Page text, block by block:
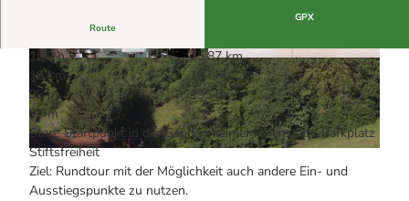
Noch lange nicht Schicht im Schacht
Die Eisflüsterer: Harzer Falken
Wanderführer Jörg Kühnhold
Webcams
Kulinarik
Einkaufen
Webcams
© Foto: Ernst Müller |
© Foto: Museumsfreunde
© Statkraft Markets GmbH, Fotograf: Oliver Tja
den
Route
GPX
1:52 h
25,87 km
187 m
187 m
98 m
195 m
97 m
Start: Startpunkt in der Gandersheimer Innenstadt, Parkplatz
Stiftsfreiheit
Ziel: Rundtour mit der Möglichkeit auch andere Ein- und
Ausstiegspunkte zu nutzen.